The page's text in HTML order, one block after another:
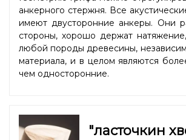
анкерного стержня. Все
имеют двусторонние анкеры. Они
стороны, хорошо держат
любой породы древесины,
материала, и в целом являются
чем односторонние.
"ласточкин